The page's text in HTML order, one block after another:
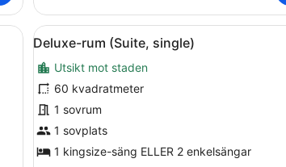
trippelrum
havsutsikt
kvalitet och minibar
Öppna
alla
foton
för
Deluxe-
rum
(Suite,
single)
Ett modernt
4
Deluxe-rum (Suite, single)
Utsikt mot staden
60 kvadratmeter
1 sovrum
1 sovplats
1 kingsize-säng ELLER 2 enkelsängar